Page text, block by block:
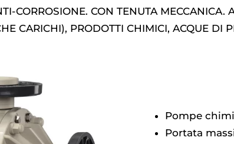
CORROSIONE. CON TENUTA MECCANICA.
CARICHI), PRODOTTI CHIMICI, ACQUE DI
Pompe
Portata